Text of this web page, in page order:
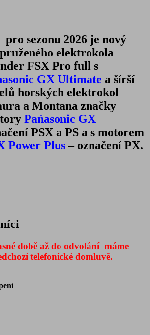
sezonu 2026 je nový
elektrokola
FSX Pro full s
GX Ultimate a šírší
horských elektrokol
a Montana značky
Pańasonic GX
PSX a PS a s motorem
Power Plus– označení PX.
až do odvolání máme
telefonické domluvě.